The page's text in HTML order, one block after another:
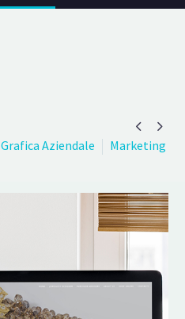
 
Grafica Aziendale
Marketing